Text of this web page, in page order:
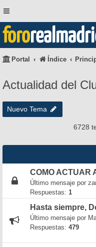
foro
Portal Índice
Actualidad del
Nuevo Tema
6728
COMO ACTUAR
Último mensaje por
Respuestas: 1
Hasta siempre,
Último mensaje por
Respuestas: 479